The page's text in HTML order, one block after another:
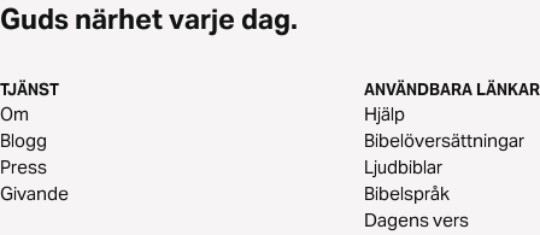
Guds närhet varje dag.
TJÄNST
Om
Blogg
Press
Givande
ANVÄNDBARA LÄNKAR
Hjälp
Bibelöversättningar
Ljudbiblar
Bibelspråk
Dagens vers